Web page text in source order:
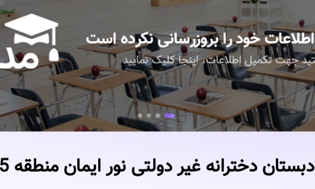
دبستان دخترانه غیر دولتی نور ایمان منطقه 5